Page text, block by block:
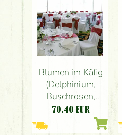
Blumen im Käfig
(Delphinium,
Buschrosen,
Alstroemeria,
Marriott Hotel
70.40 EUR